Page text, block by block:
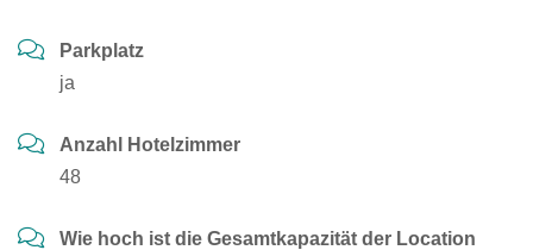
Parkplatz
ja
Anzahl Hotelzimmer
48
Wie hoch ist die Gesamtkapazität der Location